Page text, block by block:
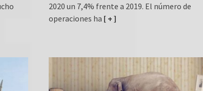
2020 un 7,4% frente a 2019. El número de
operaciones ha [ + ]